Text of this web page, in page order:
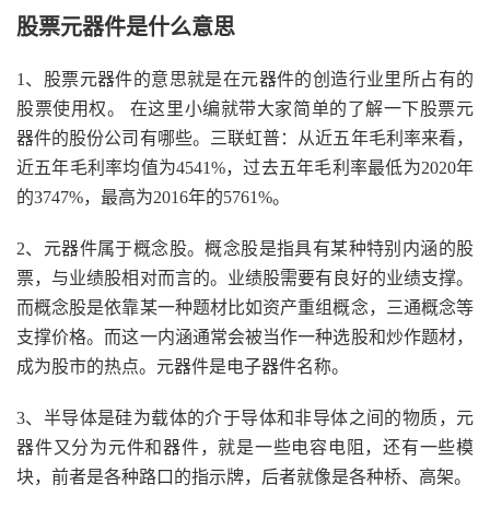
股票元器件是什么意思
1、股票元器件的意思就是在元器件的创造行业里所占有的
股票使用权。 在这里小编就带大家简单的了解一下股票元
器件的股份公司有哪些。三联虹普：从近五年毛利率来看，
近五年毛利率均值为4541%，过去五年毛利率最低为2020年
的3747%，最高为2016年的5761%。
2、元器件属于概念股。概念股是指具有某种特别内涵的股
票，与业绩股相对而言的。业绩股需要有良好的业绩支撑。
而概念股是依靠某一种题材比如资产重组概念，三通概念等
支撑价格。而这一内涵通常会被当作一种选股和炒作题材，
成为股市的热点。元器件是电子器件名称。
3、半导体是硅为载体的介于导体和非导体之间的物质，元
器件又分为元件和器件，就是一些电容电阻，还有一些模
块，前者是各种路口的指示牌，后者就像是各种桥、高架。